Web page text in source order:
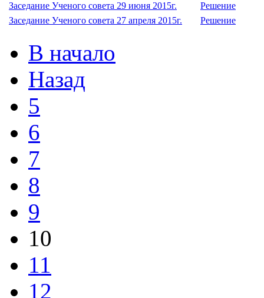
Заседание Ученого совета 29 июня 2015г.
Решение
Заседание Ученого совета 27 апреля 2015г.
Решение
В начало
Назад
5
6
7
8
9
10
11
12